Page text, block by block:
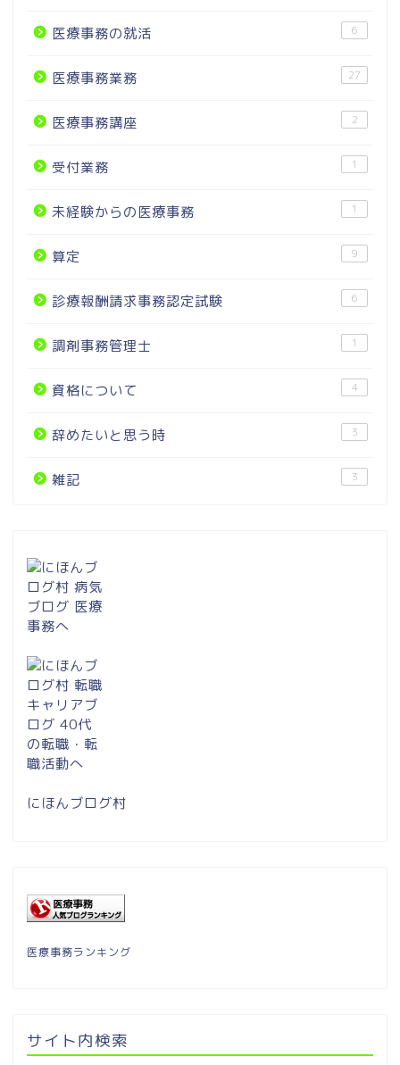
医療事務の就活 6
医療事務業務 27
医療事務講座 2
受付業務 1
未経験からの医療事務 1
算定 9
診療報酬請求事務認定試験 6
調剤事務管理士 1
資格について 4
辞めたいと思う時 3
雑記 3
にほんブログ村
医療事務ランキング
サイト内検索